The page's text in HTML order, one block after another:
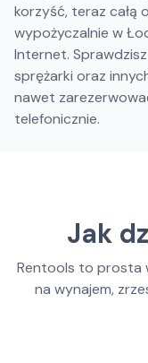
korzyść, teraz całą
wypożyczalnie w
Internet.
sprężarki oraz
nawet
telefonicznie.
Jak
Rentools to prosta
na wynajem,